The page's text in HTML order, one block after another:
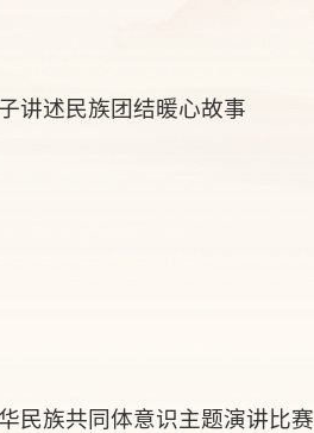
讲述民族团结暖心故事
民族共同体意识主题演讲比赛